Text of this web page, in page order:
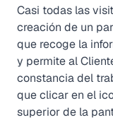
Casi todas las
creación de un
que recoge la
y permite al
constancia del
que clicar en el
superior de la